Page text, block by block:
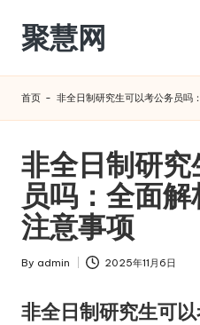
Skip
content
聚慧网
首页 - 非全日制研究生可以考公务员吗
非全日制研
员吗：全面
注意事项
Posted
By admin 2025年11月6日
非全日制研究生可